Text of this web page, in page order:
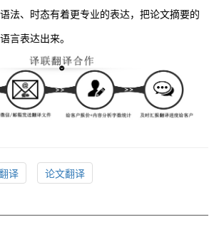
法、时态有着更专业的表达，把论文摘要的
言表达出来。
译 论文翻译